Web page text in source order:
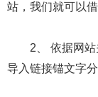
站，我们就可以
2、 依据网站
导入链接锚文字分